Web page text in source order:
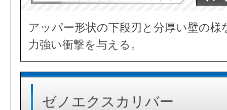
アッパー形状の下段刃と分厚い壁の
力強い衝撃を与える。
ゼノエクスカリバー